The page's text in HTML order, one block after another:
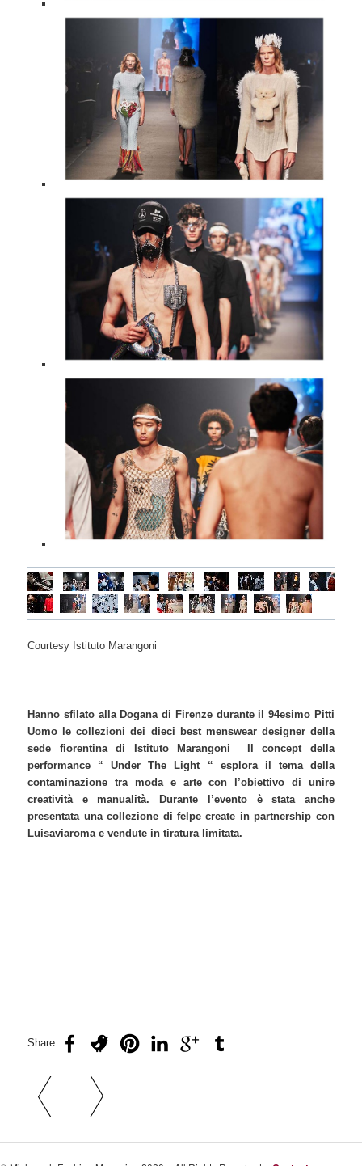
Courtesy Istituto Marangoni
Hanno sfilato alla Dogana di Firenze durante il 94esimo Pitti
Uomo le collezioni dei dieci best menswear designer della
sede fiorentina di Istituto Marangoni Il concept della
performance “ Under The Light “ esplora il tema della
contaminazione tra moda e arte con l’obiettivo di unire
creatività e manualità. Durante l’evento è stata anche
presentata una collezione di felpe create in partnership con
Luisaviaroma e vendute in tiratura limitata.
Share
Navigazione articolo